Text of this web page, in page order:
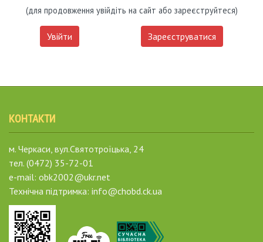
(для продовження увійдіть на сайт або зареєструйтеся)
Увійти Зареєструватися
КОНТАКТИ
м. Черкаси, вул.Святотроїцька, 24
тел. (0472) 35-72-01
e-mail: obk2002@ukr.net
Технічна підтримка: info@chobd.ck.ua